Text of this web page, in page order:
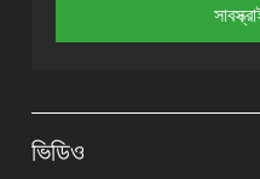
ভিডিও